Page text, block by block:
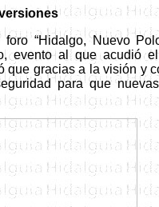
foro “Hidalgo, Nuevo
evento al que acudió
que gracias a la visión y
para que